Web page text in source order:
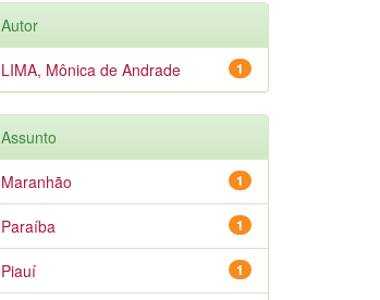
Autor
1
LIMA, Mônica de Andrade
Assunto
1
Maranhão
1
Paraíba
1
Piauí